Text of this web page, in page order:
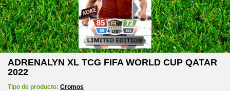
ADRENALYN XL TCG FIFA WORLD CUP QATAR
2022
Tipo de producto: Cromos